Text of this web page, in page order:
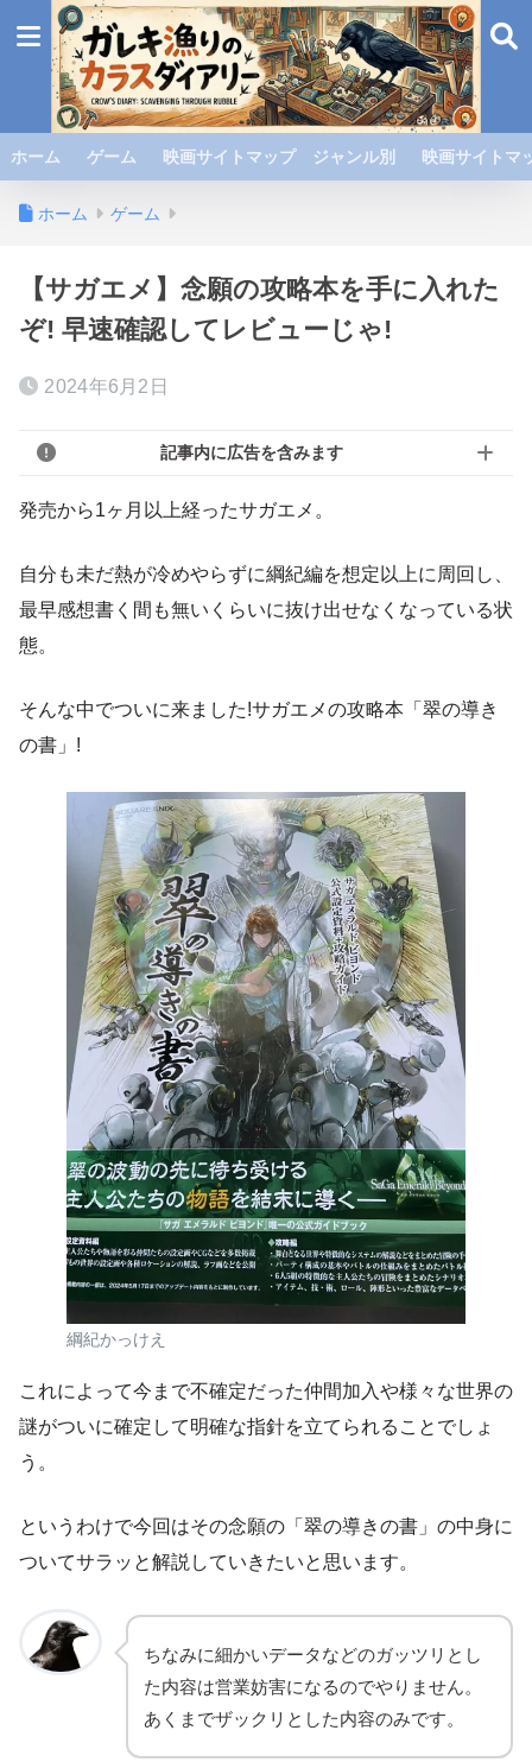
ホーム ゲーム 映画サイトマップ ジャンル別 映画サイト
ホーム ゲーム
【サガエメ】念願の攻略本を手に入れた
ぞ! 早速確認してレビューじゃ!
2024年6月2日
記事内に広告を含みます
発売から1ヶ月以上経ったサガエメ。
自分も未だ熱が冷めやらずに綱紀編を想定以上に周回し、
最早感想書く間も無いくらいに抜け出せなくなっている状
態。
そんな中でついに来ました!サガエメの攻略本「翠の導き
の書」!
綱紀かっけえ
これによって今まで不確定だった仲間加入や様々な世界の
謎がついに確定して明確な指針を立てられることでしょ
う。
というわけで今回はその念願の「翠の導きの書」の中身に
ついてサラッと解説していきたいと思います。
ちなみに細かいデータなどのガッツリとし
た内容は営業妨害になるのでやりません。
あくまでザックリとした内容のみです。